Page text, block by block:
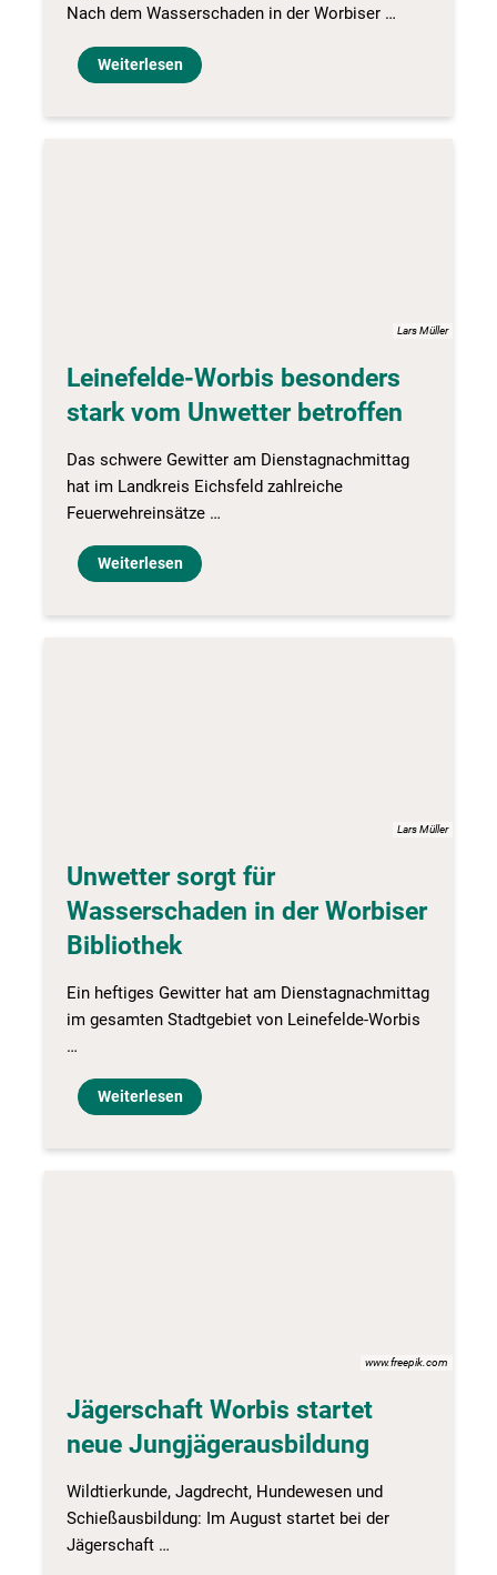
Nach dem Wasserschaden in der Worbiser …
Weiterlesen
Lars Müller
Leinefelde-Worbis besonders
stark vom Unwetter betroffen
Das schwere Gewitter am Dienstagnachmittag
hat im Landkreis Eichsfeld zahlreiche
Feuerwehreinsätze …
Weiterlesen
Lars Müller
Unwetter sorgt für
Wasserschaden in der Worbiser
Bibliothek
Ein heftiges Gewitter hat am Dienstagnachmittag
im gesamten Stadtgebiet von Leinefelde-Worbis
…
Weiterlesen
www.freepik.com
Jägerschaft Worbis startet
neue Jungjägerausbildung
Wildtierkunde, Jagdrecht, Hundewesen und
Schießausbildung: Im August startet bei der
Jägerschaft …